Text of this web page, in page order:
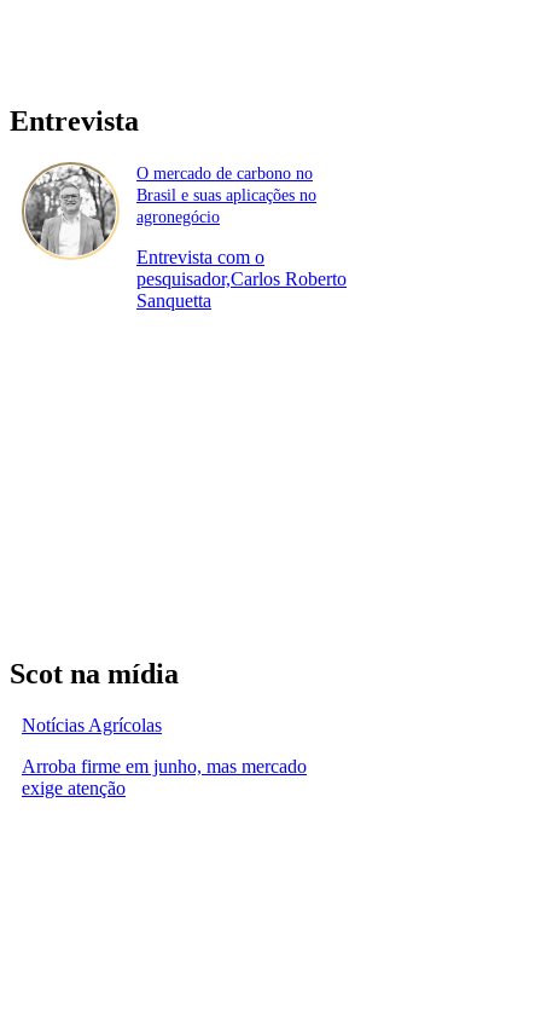
Entrevista
O mercado de carbono no
Brasil e suas aplicações no
agronegócio
Entrevista com o
pesquisador,Carlos Roberto
Sanquetta
Scot na mídia
Notícias Agrícolas
Arroba firme em junho, mas mercado
exige atenção